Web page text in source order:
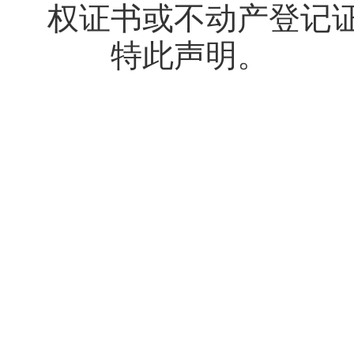
权证书或不动产登记
特此声明。